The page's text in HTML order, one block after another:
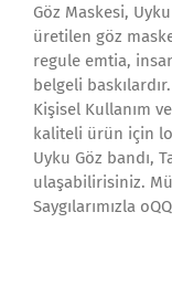
Göz Maskesi,
üretilen göz
regule emtia,
belgeli baskılardır.
Kişisel Kullanım
kaliteli ürün için
Uyku Göz bandı,
ulaşabilirisiniz.
Saygılarımızla